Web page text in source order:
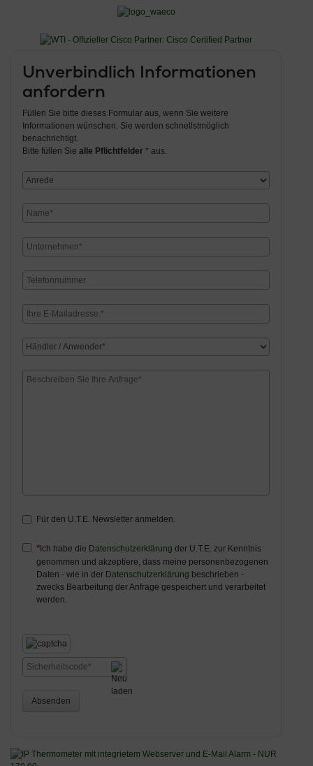
Unverbindlich Informationen
anfordern
Füllen Sie bitte dieses Formular aus, wenn Sie weitere
Informationen wünschen. Sie werden schnellstmöglich
benachrichtigt.
Bitte füllen Sie alle Pflichtfelder * aus.
Für den U.T.E. Newsletter anmelden.
Ich habe die Datenschutzerklärung der U.T.E. zur Kenntnis
genommen und akzeptiere, dass meine personenbezogenen
Daten - wie in der Datenschutzerklärung beschrieben -
zwecks Bearbeitung der Anfrage gespeichert und verarbeitet
werden.
Absenden